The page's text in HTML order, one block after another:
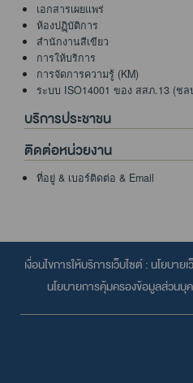
เอกสารเผยแพร่
ห้องปฏฺิบัติการ
สำนักงานสีเขียว
การให้บริการ
การจัดการความรู้ (KM)
ระบบ ISO14001 ของ สสภ.13 (ชล
บริการประชาชน
ติดต่อหน่วยงาน
ที่อยู่ & เบอร์ติดต่อ & Email
เงื่อนไขการให้บริการเว็บไซต์ : นโยบาย
นโยบายการคุ้มครองข้อมูลส่วนบุ